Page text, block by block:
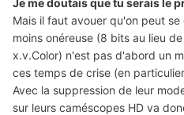
Mais il faut avouer qu'on peut
moins onéreuse (8 bits au lieu
x.v.Color) n'est pas d'abord un
ces temps de crise (en
Avec la suppression de leur
sur leurs caméscopes HD va